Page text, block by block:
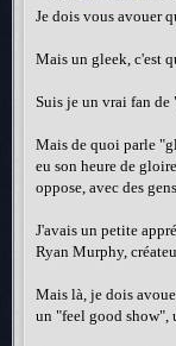
Je dois vous avouer
Mais un gleek, c'est
Suis je un vrai fan de
Mais de quoi parle
eu son heure de
oppose, avec des
J'avais un petite
Ryan Murphy,
Mais là, je dois
un "feel good show",